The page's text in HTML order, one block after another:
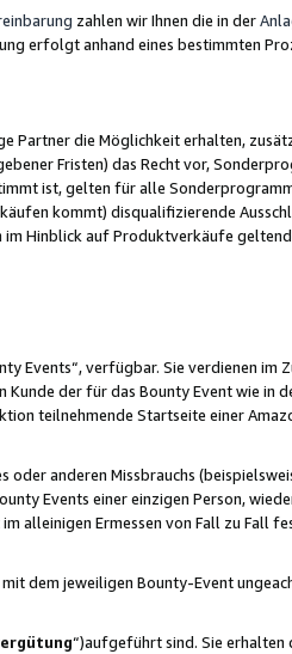
zahlen wir Ihnen die in der
erfolgt anhand eines bestimmten
Partner die Möglichkeit erhalten,
Fristen) das Recht vor,
ist, gelten für alle
kommt) disqualifizierende
Hinblick auf Produktverkäufe
Events“, verfügbar. Sie verdienen im
der für das Bounty Event wie in
teilnehmende Startseite einer
anderen Missbrauchs
Events einer einzigen Person,
alleinigen Ermessen von Fall zu Fall
dem jeweiligen Bounty-Event
“)aufgeführt sind. Sie erhalten